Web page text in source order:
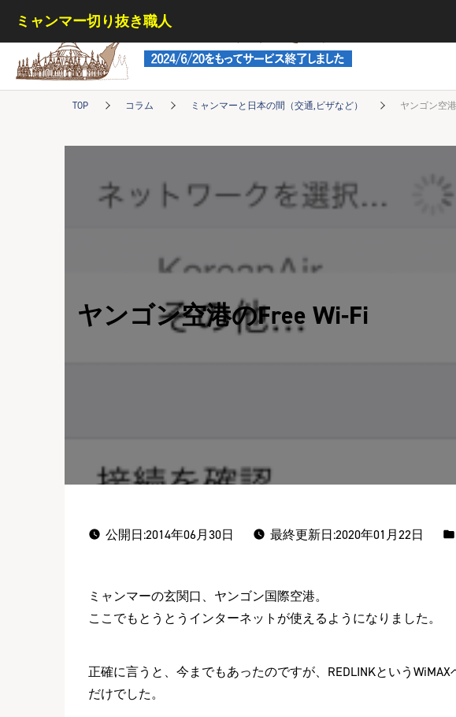
ミャンマー切り抜き職人
ミャンマー切り抜き職人
TOP コラム ミャンマーと日本の間（交通,ビザなど） ヤンゴン空
ヤンゴン空港のFree Wi-Fi
公開日:2014年06月30日 最終更新日:2020年01月22日
ミャンマーの玄関口、ヤンゴン国際空港。
ここでもとうとうインターネットが使えるようになりました。
正確に言うと、今までもあったのですが、REDLINKという
だけでした。